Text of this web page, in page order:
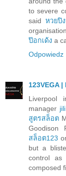
to severe
saidหวยปิ
ป๊อกเด้ง a
Odpowiedz
123VEGA
Liverpool
manager
สูตรสล็อต
Goodison
สล็อต123
but a
control as
composed